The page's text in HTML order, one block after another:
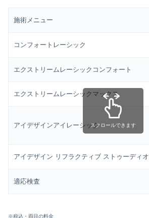
施術メニュー
コンフォートレーシック
エクストリームレーシックコンフォート
エクストリームレーシックマックス
アイデザインアイレーシック
アイデザイン リフラクティブ ストゥーディオ
適応検査
スクロールできます
※税込・両目の料金